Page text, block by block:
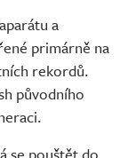
a
primárně na
rekordů.
původního